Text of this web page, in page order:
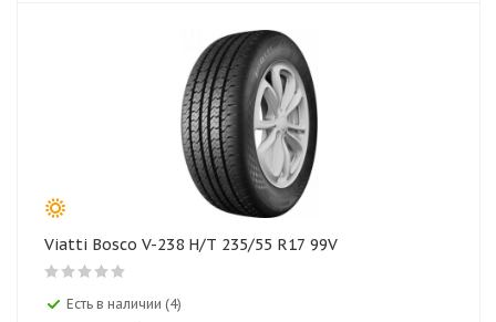
Viatti Bosco V-238 H/T 235/55 R17 99V
Есть в наличии (4)